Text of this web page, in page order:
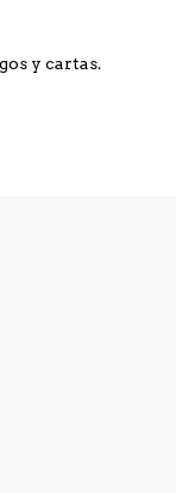
y cartas.